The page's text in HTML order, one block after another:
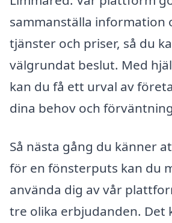
sammanställa information
tjänster och priser, så du
välgrundat beslut. Med
kan du få ett urval av
dina behov och
Så nästa gång du känner
för en fönsterputs kan du
använda dig av vår
tre olika erbjudanden. Det